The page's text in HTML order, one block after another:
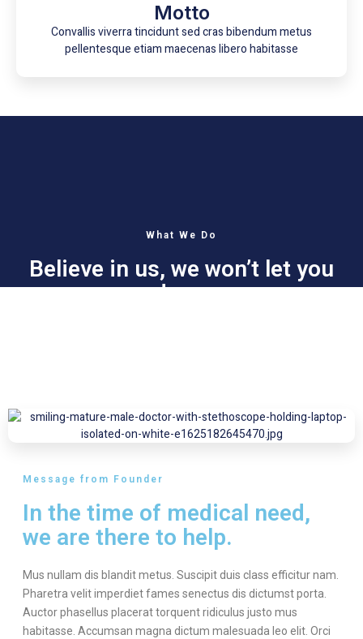
Motto
Convallis viverra tincidunt sed cras bibendum metus
pellentesque etiam maecenas libero habitasse
What We Do
Believe in us, we won’t let you
down
Message from Founder
In the time of medical need,
we are there to help.
Mus nullam dis blandit metus. Suscipit duis class efficitur nam.
Pharetra velit imperdiet fames senectus dis dictumst porta.
Auctor phasellus placerat torquent ridiculus justo mus
habitasse. Accumsan magna dictum malesuada leo elit. Orci